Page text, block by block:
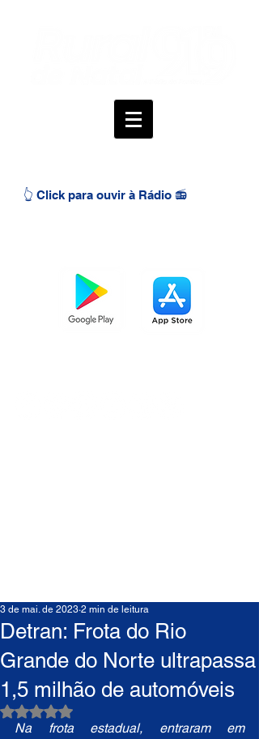
👆 Click para ouvir à Rádio 📻
Detran: Frota do Rio
Grande do Norte ultrapassa
1,5 milhão de automóveis
3 de mai. de 2023 2 min de leitura
Avaliado com NaN de 5 estrelas.
Na frota estadual, entraram em